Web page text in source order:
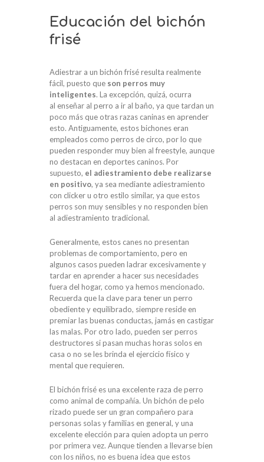
Educación del bichón
frisé
Adiestrar a un bichón frisé resulta realmente
fácil, puesto que son perros muy
inteligentes. La excepción, quizá, ocurra
al enseñar al perro a ir al baño, ya que tardan un
poco más que otras razas caninas en aprender
esto. Antiguamente, estos bichones eran
empleados como perros de circo, por lo que
pueden responder muy bien al freestyle, aunque
no destacan en deportes caninos. Por
supuesto, el adiestramiento debe realizarse
en positivo, ya sea mediante adiestramiento
con clicker u otro estilo similar, ya que estos
perros son muy sensibles y no responden bien
al adiestramiento tradicional.
Generalmente, estos canes no presentan
problemas de comportamiento, pero en
algunos casos pueden ladrar excesivamente y
tardar en aprender a hacer sus necesidades
fuera del hogar, como ya hemos mencionado.
Recuerda que la clave para tener un perro
obediente y equilibrado, siempre reside en
premiar las buenas conductas, jamás en castigar
las malas. Por otro lado, pueden ser perros
destructores si pasan muchas horas solos en
casa o no se les brinda el ejercicio físico y
mental que requieren.
El bichón frisé es una excelente raza de perro
como animal de compañía. Un bichón de pelo
rizado puede ser un gran compañero para
personas solas y familias en general, y una
excelente elección para quien adopta un perro
por primera vez. Aunque tienden a llevarse bien
con los niños, no es buena idea que estos